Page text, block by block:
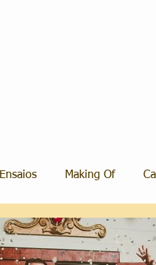
Ensaios Making Of
Casamento em Salão